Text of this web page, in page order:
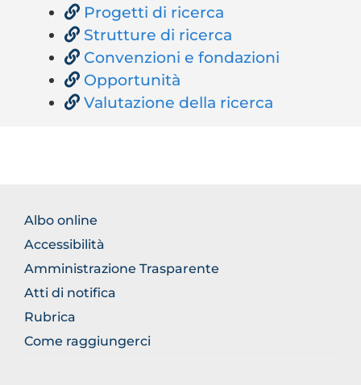
Progetti di ricerca
Strutture di ricerca
Convenzioni e fondazioni
Opportunità
Valutazione della ricerca
BROWSE
THE
SECTION
Albo online
Accessibilità
Amministrazione Trasparente
Atti di notifica
Rubrica
Come raggiungerci